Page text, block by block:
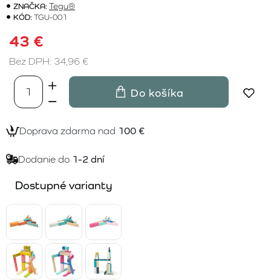
ZNAČKA:Tegu®
KÓD:TGU-001
43 €
Bez DPH: 34,96 €
Do košíka
Doprava zdarma nad 100 €
Dodanie do 1-2 dní
Dostupné varianty